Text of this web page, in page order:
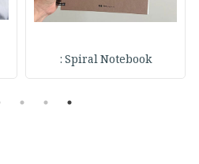
Spiral Notebook :
1
2
3